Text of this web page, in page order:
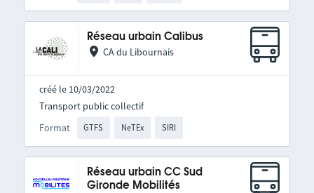
Réseau urbain Calibus
CA du Libournais
créé le 10/03/2022
Format GTFS NeTEx SIRI
Transport public collectif
Réseau urbain CC Sud
Gironde Mobilités